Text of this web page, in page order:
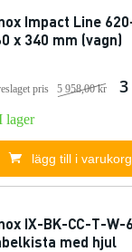
Impact Line
x 340 mm (vagn)
pris 5 958,00 kr
lager
lägg till i varukorg
IX-BK-CC-T-
med hjul